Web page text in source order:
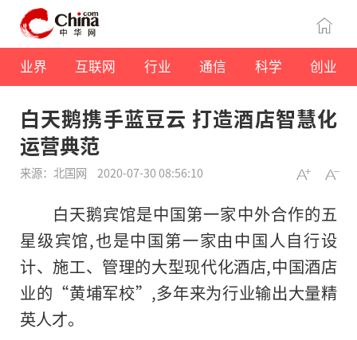
业界 互联网 行业 通信 科学 创业
白天鹅携手蓝豆云 打造酒店智慧化
运营典范
来源：北国网 2020-07-30 08:56:10
白天鹅宾馆是中国第一家中外合作的五
星级宾馆,也是中国第一家由中国人自行设
计、施工、管理的大型现代化酒店,中国酒店
业的“黄埔军校”,多年来为行业输出大量精
英人才。